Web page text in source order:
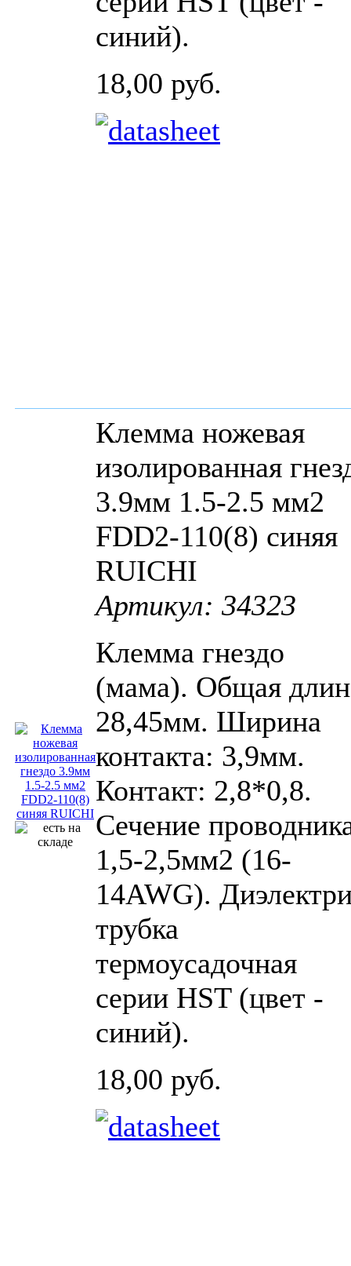
синий).
18,00 руб.
Клемма ножевая
изолированная
3.9мм 1.5-2.5 мм2
FDD2-110(8) синяя
RUICHI
Артикул: 34323
Клемма гнездо
(мама). Общая
28,45мм. Ширина
контакта: 3,9мм.
Контакт: 2,8*0,8.
Сечение
1,5-2,5мм2 (16-
14AWG).
трубка
термоусадочная
серии HST (цвет -
синий).
18,00 руб.